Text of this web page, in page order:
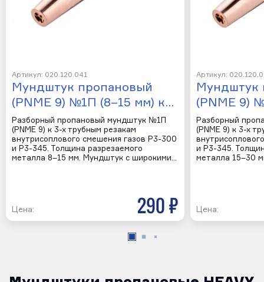
Артикул: 020.120.041
Мундштук пропановый
(PNME 9) №1П (8–15 мм) к…
Разборный пропановый мундштук №1П
(PNME 9) к 3-х трубным резакам
внутрисоплового смешения газов Р3-300
и Р3-345. Толщина разрезаемого
металла 8–15 мм. Мундштук с широкими…
Цена: 290 р
Артикул:
Мундштук
(PNME 9)
Разборный
(PNME 9) к 3-х
и Р3-345.
металла 15–30
Цена: